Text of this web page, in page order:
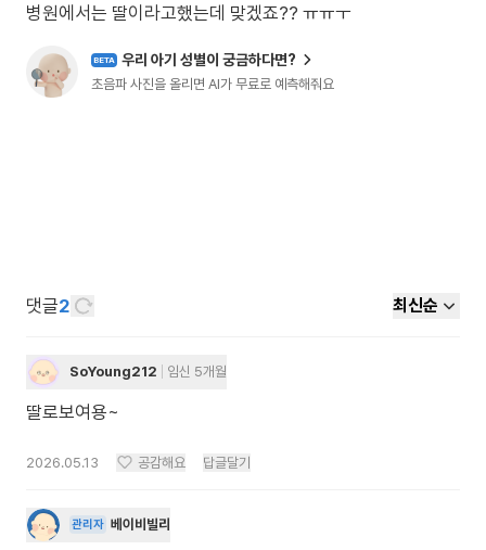
병원에서는 딸이라고했는데 맞겠죠?? ㅠㅠㅜ
BETA 우리 아기 성별이 궁금하다면?
초음파 사진을 올리면 AI가 무료로 예측해줘요
댓글2 최신순
SoYoung212 임신 5개월
딸로보여용~
2026.05.13 공감해요 답글달기
관리자 베이비빌리